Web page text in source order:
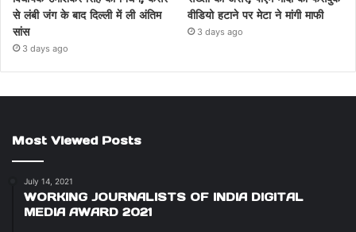
से लंबी जंग के बाद दिल्ली में ली अंतिम
सांस
3 days ago
वीडियो हटाने पर मेटा ने मांगी माफी
3 days ago
Most Viewed Posts
July 14, 2021
WORKING JOURNALISTS OF INDIA DIGITAL
MEDIA AWARD 2021